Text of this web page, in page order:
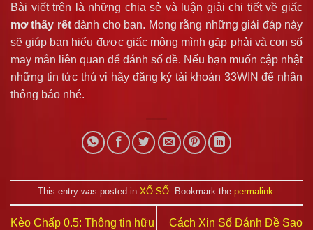
Bài viết trên là những chia sẻ và luận giải chi tiết về giấc
mơ thấy rếtdành cho bạn. Mong rằng những giải đáp này
sẽ giúp bạn hiểu được giấc mộng mình gặp phải và con số
may mắn liên quan để đánh số đề. Nếu bạn muốn cập nhật
những tin tức thú vị hãy đăng ký tài khoản 33WIN để nhận
thông báo nhé.
This entry was posted in XỔ SỐ. Bookmark the permalink.
Kèo Chấp 0.5: Thông tin hữu
Cách Xin Số Đánh Đề Sao